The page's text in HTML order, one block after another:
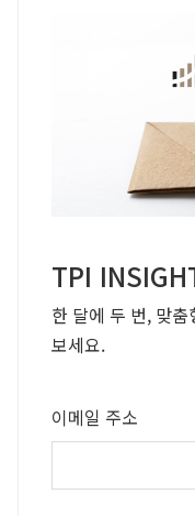
TPI
한 달에 두 번, 맞
보세요.
이메일 주소